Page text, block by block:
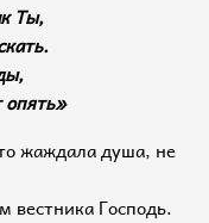
Ты,
жаждала душа, не
вестника Господь.